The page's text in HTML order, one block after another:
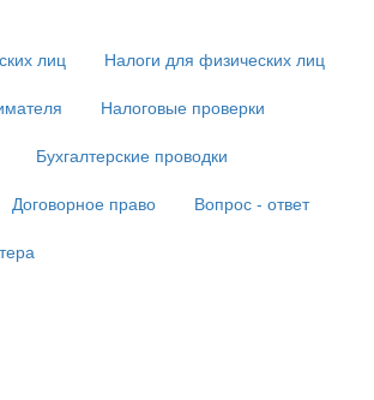
лиц
Налоги для физических лиц
Налоговые проверки
Бухгалтерские проводки
Договорное право
Вопрос - ответ